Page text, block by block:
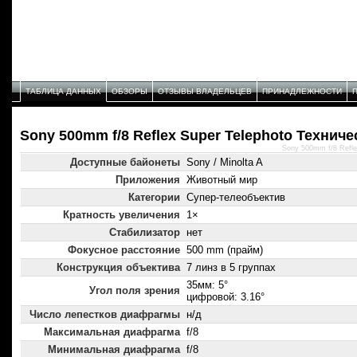
ТАБЛИЦА ДАННЫХ ОБЗОРЫ ОТЗЫВЫ ВЛАДЕЛЬЦЕВ ПРИНАДЛЕЖНОСТИ
Sony 500mm f/8 Reflex Super Telephoto
Доступные байонеты Sony / Minolta A
Приложения Животный мир
Категории Супер-телеобъектив
Кратность увеличения
1×
Стабилизатор нет
Фокусное расстояние 500 mm (прайм)
Конструкция объектива 7 линз в 5 группах
Угол поля зрения 35мм: 5°
цифровой: 3.16°
Число лепестков диафрагмы н/д
Максимальная диафрагма f/8
Минимальная диафрагма f/8
Sony 500mm f/8